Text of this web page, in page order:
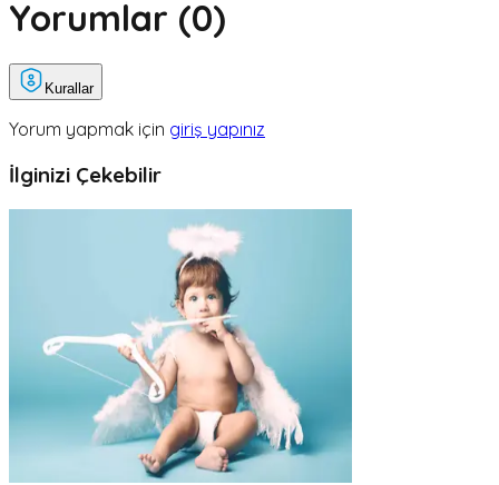
Yorumlar (0)
Kurallar
Yorum yapmak için giriş yapınız
İlginizi Çekebilir